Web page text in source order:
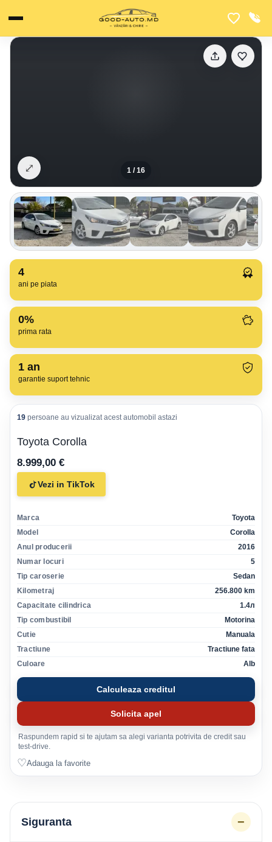
1 /16
⤢
4
ani pe piata
0%
prima rata
1 an
garantie suport tehnic
19 persoane au vizualizat acest automobil astazi
Toyota Corolla
8.999,00 €
Vezi in TikTok
Marca
Toyota
Model
Corolla
Anul producerii
2016
Numar locuri
5
Tip caroserie
Sedan
Kilometraj
256.800 km
Capacitate cilindrica
1.4л
Tip combustibil
Motorina
Cutie
Manuala
Tractiune
Tractiune fata
Culoare
Alb
Calculeaza creditul
Solicita apel
Raspundem rapid si te ajutam sa alegi varianta potrivita de credit sau
test-drive.
♡Adauga la favorite
Siguranta −